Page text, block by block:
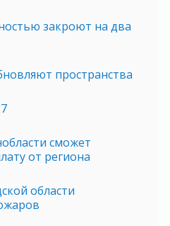
закроют на два
пространства
сможет
от региона
области